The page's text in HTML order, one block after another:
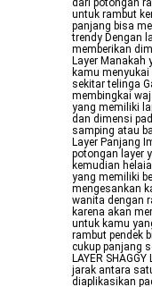
dari potongan
untuk rambut
panjang bisa
trendy Dengan
memberikan
Layer Manakah
kamu
sekitar telinga
membingkai
yang memiliki
dan dimensi
samping atau
Layer Panjang
potongan layer
kemudian
yang memiliki
mengesankan
wanita dengan
karena akan
untuk kamu
rambut pendek
cukup panjang
LAYER
jarak antara
diaplikasikan